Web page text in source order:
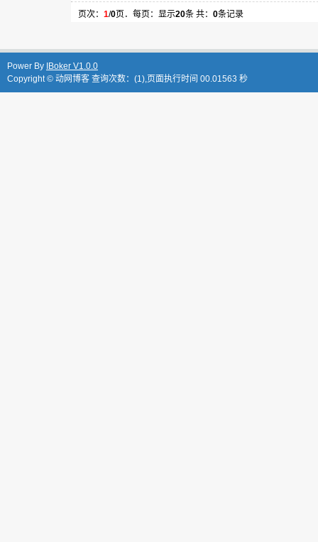
页次： 1/0页．每页：显示20条 共： 0条记录
Power By IBoker V1.0.0
Copyright © 动网博客 查询次数：(1),页面执行时间 00.01563 秒